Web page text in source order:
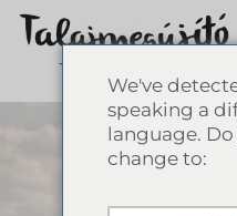
We've
speaking a
language.
change to: